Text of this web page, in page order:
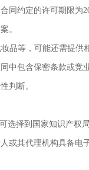
同约定的许可期限为
。
品等，可能还需提供
中包含保密条款或竞
判断。
选择到国家知识产权
或其代理机构具备电